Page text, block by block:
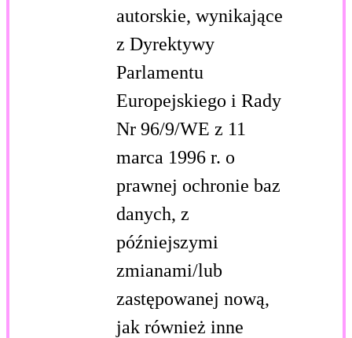
autorskie, wynikające
z Dyrektywy
Parlamentu
Europejskiego i Rady
Nr 96/9/WE z 11
marca 1996 r. o
prawnej ochronie baz
danych, z
późniejszymi
zmianami/lub
zastępowanej nową,
jak również inne